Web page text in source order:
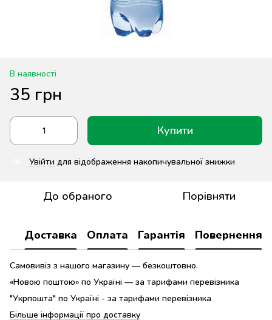
В наявності
35 грн
Купити
Увійти для відображення накопичувальної знижки
До обраного Порівняти
Доставка Оплата Гарантія Повернення
Самовивіз з нашого магазину — безкоштовно.
«Новою поштою» по Україні — за тарифами перевізника
"Укрпошта" по Україні - за тарифами перевізника
Більше інформації про доставку